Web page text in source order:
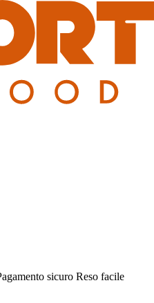
sicuro Reso facile